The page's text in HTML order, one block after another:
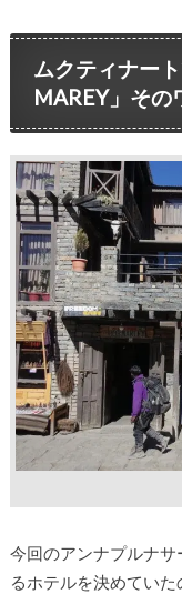
ムクティナー
MAREY」その
今回のアンナプルナ
るホテルを決めてい